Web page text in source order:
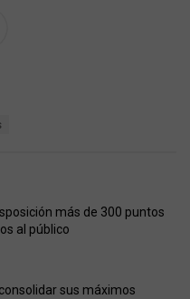
más de 300 puntos
al público
sus máximos